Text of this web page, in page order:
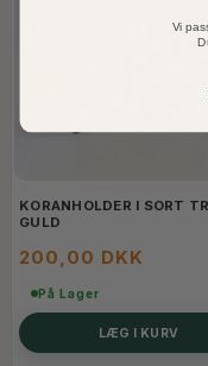
KORANHOLDER I SORT
GULD
200,00 DKK
På Lager
LÆG I KURV
Vi